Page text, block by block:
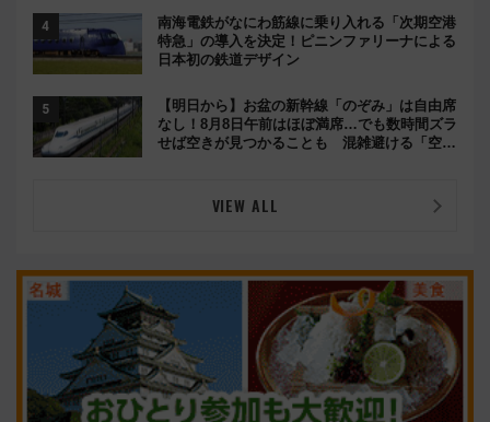
南海電鉄がなにわ筋線に乗り入れる「次期空港
特急」の導入を決定！ピニンファリーナによる
日本初の鉄道デザイン
【明日から】お盆の新幹線「のぞみ」は自由席
なし！8月8日午前はほぼ満席…でも数時間ズラ
せば空きが見つかることも 混雑避ける「空
VIEW ALL